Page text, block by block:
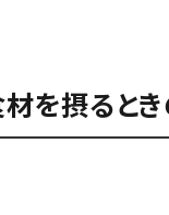
を摂ると